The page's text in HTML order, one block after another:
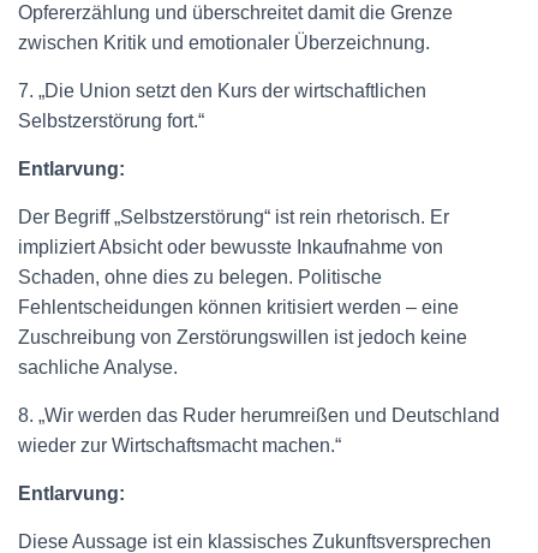
Opfererzählung und überschreitet damit die Grenze
zwischen Kritik und emotionaler Überzeichnung.
7. „Die Union setzt den Kurs der wirtschaftlichen
Selbstzerstörung fort.“
Entlarvung:
Der Begriff „Selbstzerstörung“ ist rein rhetorisch. Er
impliziert Absicht oder bewusste Inkaufnahme von
Schaden, ohne dies zu belegen. Politische
Fehlentscheidungen können kritisiert werden – eine
Zuschreibung von Zerstörungswillen ist jedoch keine
sachliche Analyse.
8. „Wir werden das Ruder herumreißen und Deutschland
wieder zur Wirtschaftsmacht machen.“
Entlarvung:
Diese Aussage ist ein klassisches Zukunftsversprechen